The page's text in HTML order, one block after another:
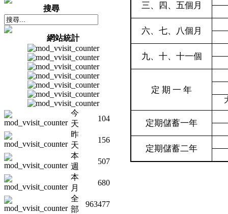
搜尋
網站統計
今
天
104
昨
天
156
本
週
507
本
月
680
全
部
963477
三、四、五個月
六、七、八個月
九、十、十一個
定 期 一 年
定期儲蓄一年
定期儲蓄二年